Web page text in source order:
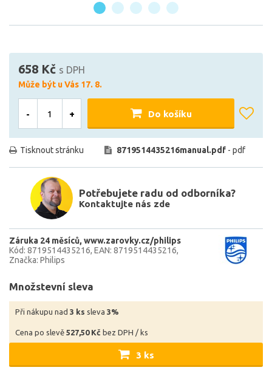
658 Kč s DPH
Může být u Vás 17. 8.
- + Do košíku
Tisknout stránku 8719514435216manual.pdf - pdf
Potřebujete radu od odborníka?
Kontaktujte nás zde
Záruka 24 měsíců www.zarovky.cz/philips
Kód: 8719514435216 EAN: 8719514435216
Značka: Philips
Množstevní sleva
Při nákupu nad 3 ks sleva 3%
Cena po slevě 527,50 Kč bez DPH / ks
3 ks